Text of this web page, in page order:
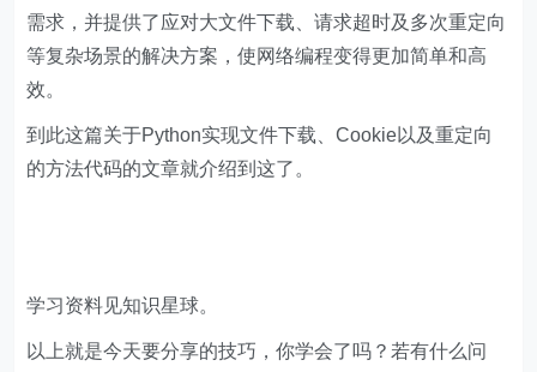
需求，并提供了应对大文件下载、请求超时及多次重定向
等复杂场景的解决方案，使网络编程变得更加简单和高
效。
到此这篇关于Python实现文件下载、Cookie以及重定向
的方法代码的文章就介绍到这了。
学习资料见知识星球。
以上就是今天要分享的技巧，你学会了吗？若有什么问